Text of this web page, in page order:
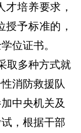
培养要求，
予标准的，
位证书。
取多种方式就
消防救援队
中央机关及
，根据干部